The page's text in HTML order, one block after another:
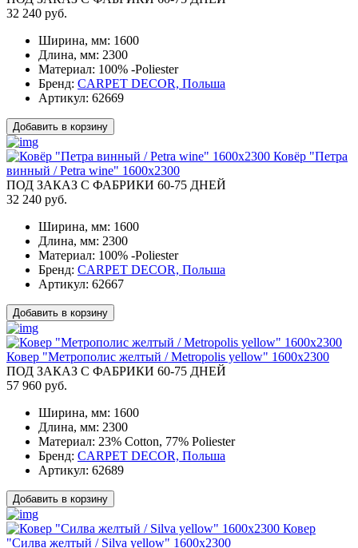
32 240 руб.
Ширина, мм: 1600
Длина, мм: 2300
Материал: 100% -Poliester
Бренд: CARPET DECOR, Польша
Артикул: 62669
Добавить в корзину
Ковёр "Петра
винный / Petra wine" 1600x2300
ПОД ЗАКАЗ С ФАБРИКИ 60-75 ДНЕЙ
32 240 руб.
Ширина, мм: 1600
Длина, мм: 2300
Материал: 100% -Poliester
Бренд: CARPET DECOR, Польша
Артикул: 62667
Добавить в корзину
Ковер "Метрополис желтый / Metropolis yellow" 1600x2300
ПОД ЗАКАЗ С ФАБРИКИ 60-75 ДНЕЙ
57 960 руб.
Ширина, мм: 1600
Длина, мм: 2300
Материал: 23% Cotton, 77% Poliester
Бренд: CARPET DECOR, Польша
Артикул: 62689
Добавить в корзину
Ковер
"Силва желтый / Silva yellow" 1600x2300